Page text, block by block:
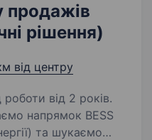
продажів
рішення)
від центру
від 2 років.
та шукаємо